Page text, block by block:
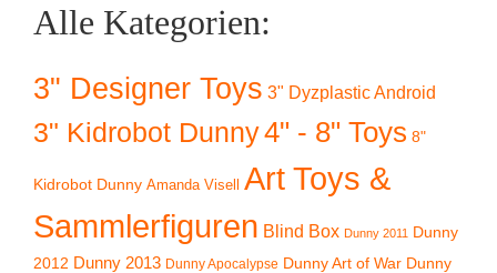
Alle Kategorien:
3" Designer Toys 3" Dyzplastic Android
3" Kidrobot Dunny4" - 8" Toys 8"
Kidrobot Dunny Amanda Visell
Art Toys &
Sammlerfiguren Blind Box Dunny 2011 Dunny
2012 Dunny 2013 Dunny Apocalypse Dunny Art of War Dunny